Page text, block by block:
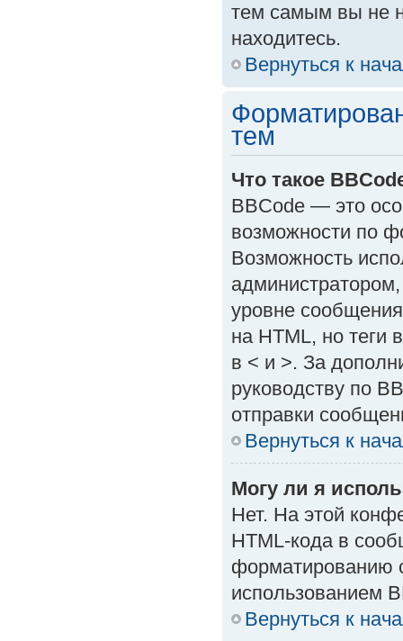
тем самым вы не
находитесь.
Вернуться к
тем
Что такое
BBCode — это
возможности по
Возможность
уровне
на HTML, но теги
в < и >. За
руководству по
отправки
Вернуться к
Могу ли я
Нет. На этой
HTML-кода в
форматированию
использованием
Вернуться к